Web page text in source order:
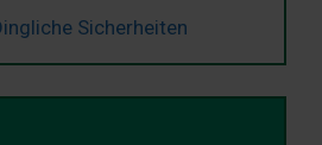
Sicherheiten